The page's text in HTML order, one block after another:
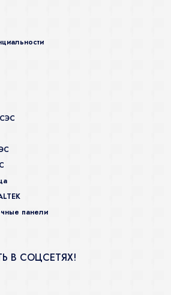
панели
В СОЦСЕТЯХ!